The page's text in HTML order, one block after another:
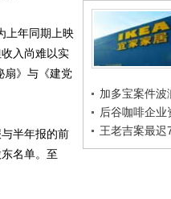
加多宝案件波
后谷咖啡企业
王老吉案最迟
上年同期上映
入尚难以实
扇》与《建党
半年报的前
名单。至